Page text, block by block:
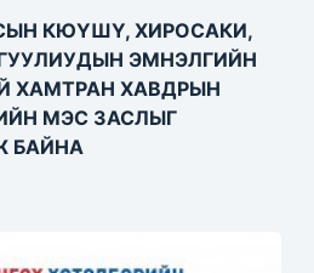
КЮҮШҮ, ХИРОСАКИ,
ЭМНЭЛГИЙН
ХАМТРАН ХАВДРЫН
МЭС ЗАСЛЫГ
БАЙНА